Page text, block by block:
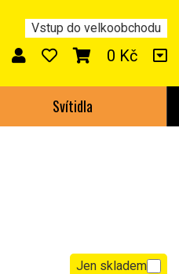
Vstup do velkoobchodu
0 Kč
Svítidla
Jen skladem